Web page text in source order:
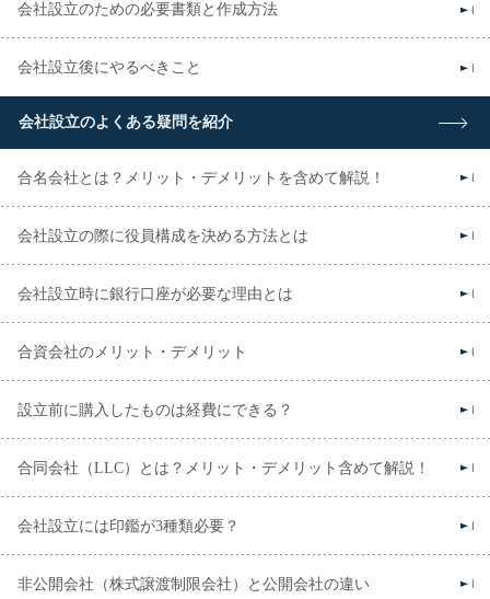
会社設立のための必要書類と作成方法
会社設立後にやるべきこと
会社設立のよくある疑問を紹介
合名会社とは？メリット・デメリットを含めて解説！
会社設立の際に役員構成を決める方法とは
会社設立時に銀行口座が必要な理由とは
合資会社のメリット・デメリット
設立前に購入したものは経費にできる？
合同会社（LLC）とは？メリット・デメリット含めて解説！
会社設立には印鑑が3種類必要？
非公開会社（株式譲渡制限会社）と公開会社の違い